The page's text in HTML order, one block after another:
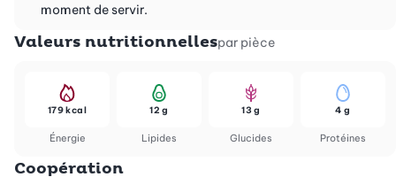
moment de servir.
Valeurs nutritionnellespar pièce
Énergie
179 kcal
Lipides
12 g
Glucides
13 g
Protéines
4 g
Coopération